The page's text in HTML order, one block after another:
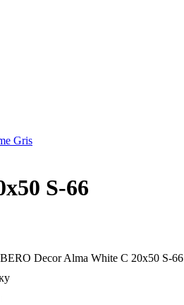
Gris
S-66
Decor Alma White C 20x50 S-66